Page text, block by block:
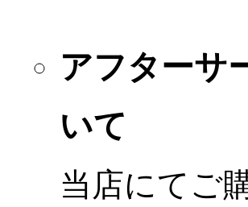
アフターサ
いて
当店にてご